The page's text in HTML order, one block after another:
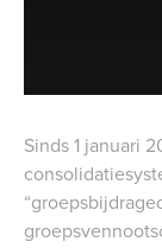
Sinds 1 januari